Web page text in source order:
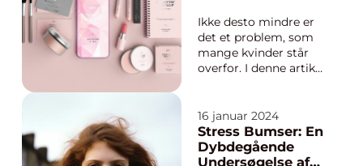
aspekter af ar efter
bum...
og udfordrende at
tale om
Ikke desto mindre er
det et problem, som
mange kvinder står
overfor. I denne artikel
behandlingsmulighed
erne for bumser på
skamlæberne. Vi vil
også give dig en
16 januar 2024
Stress Bumser: En
Dybdegående
Undersøgelse af